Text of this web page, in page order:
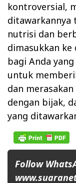
kontroversial,
ditawarkannya
nutrisi dan
dimasukkan ke
bagi Anda
untuk
dan
dengan bijak,
yang
Follow